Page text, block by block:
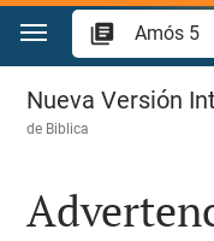
Ir a un contenido
Amós 5
Nueva Versión
de Biblica